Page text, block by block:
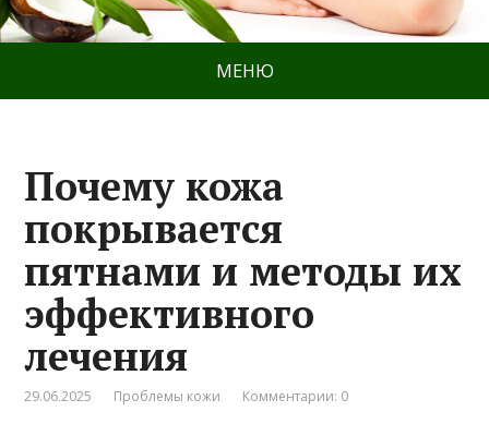
МЕНЮ
Почему кожа
покрывается
пятнами и методы их
эффективного
лечения
29.06.2025 Проблемы кожи Комментарии: 0